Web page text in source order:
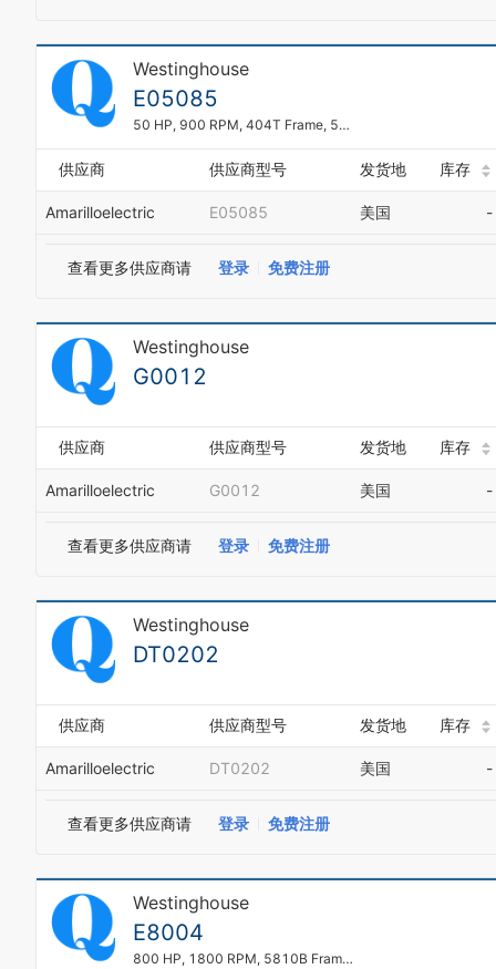
Westinghouse
E05085
50 HP, 900 RPM, 404T Frame, 575, TEFC
供应商 供应商型号 发货地 库存
Amarilloelectric E05085 美国 -
查看更多供应商请 登录 免费注册
Westinghouse
G0012
供应商 供应商型号 发货地 库存
Amarilloelectric G0012 美国 -
查看更多供应商请 登录 免费注册
Westinghouse
DT0202
供应商 供应商型号 发货地 库存
Amarilloelectric DT0202 美国 -
查看更多供应商请 登录 免费注册
Westinghouse
E8004
800 HP, 1800 RPM, 5810B Frame, 460, TEFC